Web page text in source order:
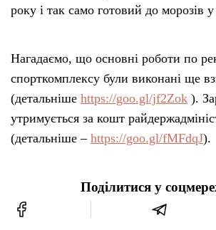
року і так само готовий до морозів
Нагадаємо, що основні роботи по
спорткомплексу були виконані ще
(детальніше https://goo.gl/jf2Zok ).
утримується за кошт
(детальніше – https://goo.gl/fMFdqJ).
Поділитися у